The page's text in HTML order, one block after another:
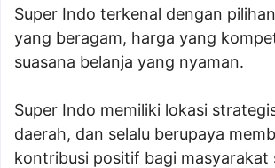
Super Indo terkenal dengan
yang beragam, harga yang
suasana belanja yang nyaman.
Super Indo memiliki lokasi
daerah, dan selalu berupaya
kontribusi positif bagi masyarakat